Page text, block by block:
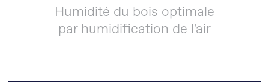
Humidité du bois optimale
par humidification de l'air